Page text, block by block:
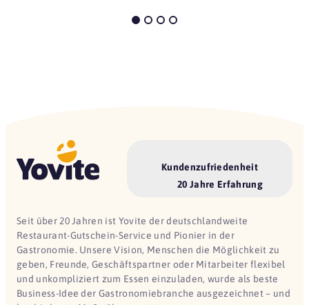
Kundenzufriedenheit
20 Jahre Erfahrung
Seit über 20 Jahren ist Yovite der deutschlandweite
Restaurant-Gutschein-Service und Pionier in der
Gastronomie. Unsere Vision, Menschen die Möglichkeit zu
geben, Freunde, Geschäftspartner oder Mitarbeiter flexibel
und unkompliziert zum Essen einzuladen, wurde als beste
Business-Idee der Gastronomiebranche ausgezeichnet – und